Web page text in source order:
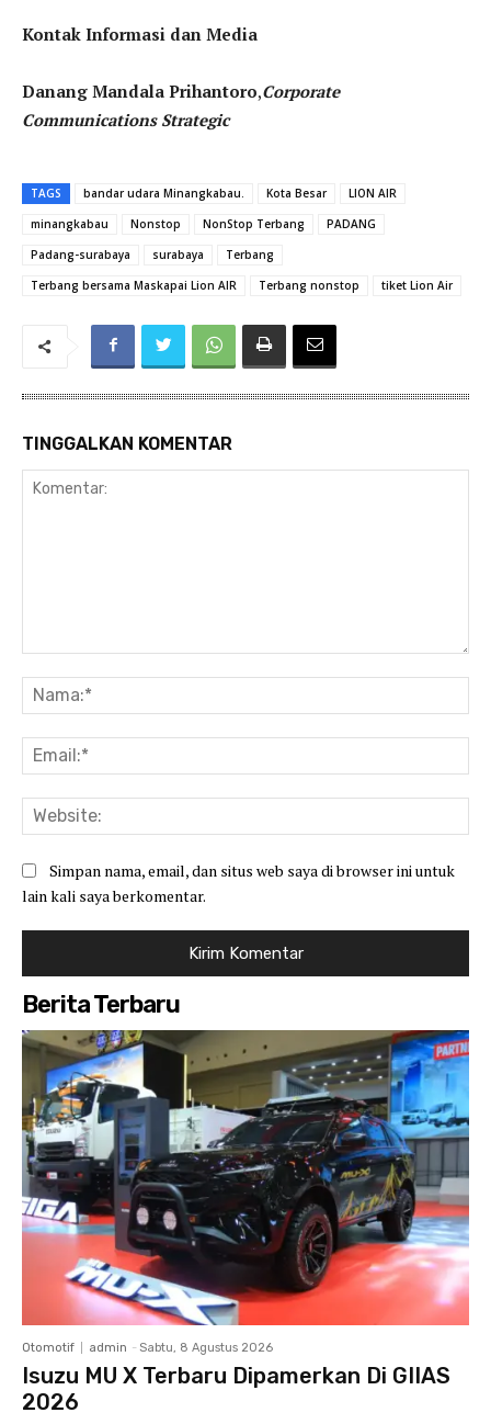
Kontak Informasi dan Media
Danang Mandala Prihantoro,Corporate
Communications Strategic
TAGS bandar udara Minangkabau. Kota Besar
LION AIR
minangkabau
Nonstop NonStop Terbang
PADANG
Padang-surabaya
surabaya
Terbang
Terbang bersama Maskapai Lion AIR
Terbang nonstop tiket Lion Air
TINGGALKAN KOMENTAR
Simpan nama, email, dan situs web saya di browser ini untuk
lain kali saya berkomentar.
Berita Terbaru
Otomotif admin - Sabtu, 8 Agustus 2026
Isuzu MU X Terbaru Dipamerkan Di GIIAS
2026